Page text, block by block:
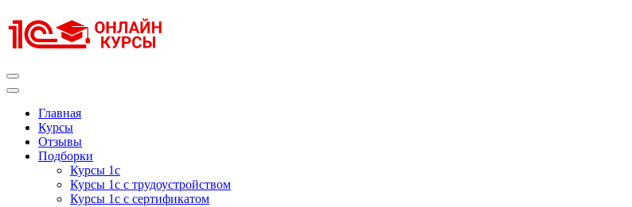
к
содержимому
Главная
Курсы
Отзывы
Подборки
Курсы 1с
Курсы 1с с трудоустройством
Курсы 1с с сертификатом